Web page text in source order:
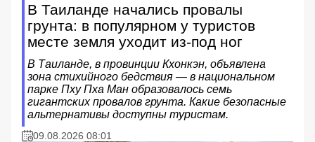
В Таиланде начались провалы
грунта: в популярном у туристов
месте земля уходит из-под ног
В Таиланде, в провинции Кхонкэн, объявлена
зона стихийного бедствия — в национальном
парке Пху Пха Ман образовалось семь
гигантских провалов грунта. Какие безопасные
альтернативы доступны туристам.
09.08.2026 08:01